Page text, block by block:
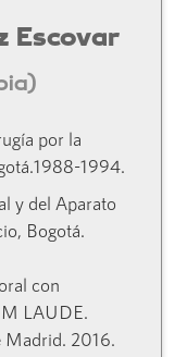
Escovar
por la
1994.
y del Aparato
Bogotá.
con
LAUDE.
2016.